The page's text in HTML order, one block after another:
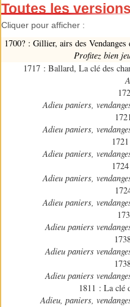
Toutes les versions
Cliquer pour afficher :
1700? : Gillier, airs des Vendanges
Profitez bien
1717 : Ballard, La clé des
Adieu paniers,
Adieu paniers,
Adieu paniers,
Adieu paniers,
Adieu paniers,
Adieu paniers
Adieu paniers
Adieu paniers
1811 : La clé
Adieu, paniers,